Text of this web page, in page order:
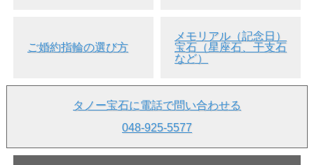
、が多く、蛍光性として多い色はブルーとなっています。
このイエローダイヤのように蛍光性が、オレンジ、しかもス
トロング (強い) ものは、非常に稀でダイヤを扱っている人で
通常光とは違う色を楽しむことが出来ると思います。
ご注意 : ブラックライトによって波長が色々あるらしく、ブ
ます。あらかじめご了承下さいませ。
ご婚約指輪の選び方
メモリアル（記念日）
宝石（星座石、干支石
など）
タノー宝石に電話で問い合わせる
048-925-5577